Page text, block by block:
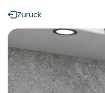
Zurück